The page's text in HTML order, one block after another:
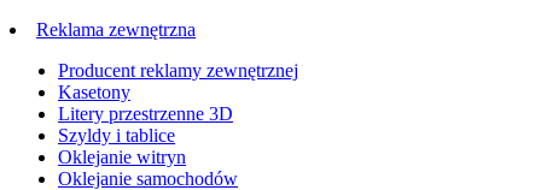
Reklama zewnętrzna
Producent reklamy zewnętrznej
Kasetony
Litery przestrzenne 3D
Szyldy i tablice
Oklejanie witryn
Oklejanie samochodów